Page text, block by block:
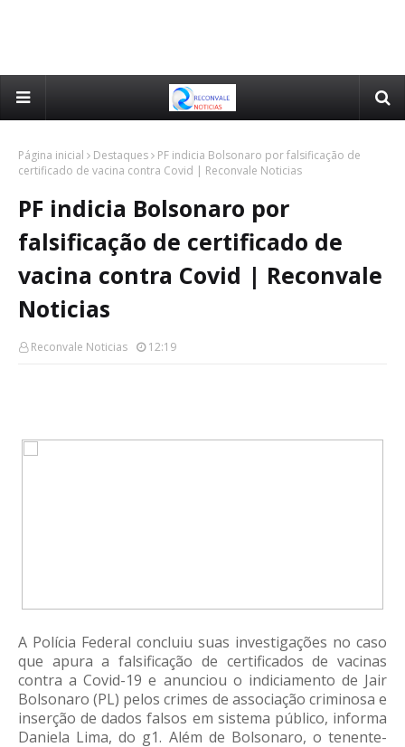
Página inicial Destaques
PF indicia Bolsonaro por falsificação de
certificado de vacina contra Covid | Reconvale Noticias
PF indicia Bolsonaro por
falsificação de certificado de
vacina contra Covid | Reconvale
Noticias
Reconvale Noticias 12:19
A Polícia Federal concluiu suas investigações no caso
que apura a falsificação de certificados de vacinas
contra a Covid-19 e anunciou o indiciamento de Jair
Bolsonaro (PL) pelos crimes de associação criminosa e
inserção de dados falsos em sistema público, informa
Daniela Lima, do g1. Além de Bolsonaro, o tenente-